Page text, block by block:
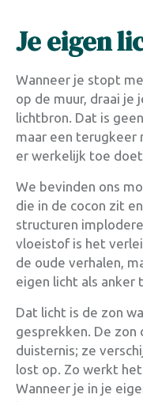
Je eigen
Wanneer je stopt
op de muur, draai je
lichtbron. Dat is
maar een terugkeer
er werkelijk toe
We bevinden ons
die in de cocon zit
structuren
vloeistof is het
de oude verhalen,
eigen licht als anker
Dat licht is de zon
gesprekken. De
duisternis; ze
lost op. Zo werkt
Wanneer je in je